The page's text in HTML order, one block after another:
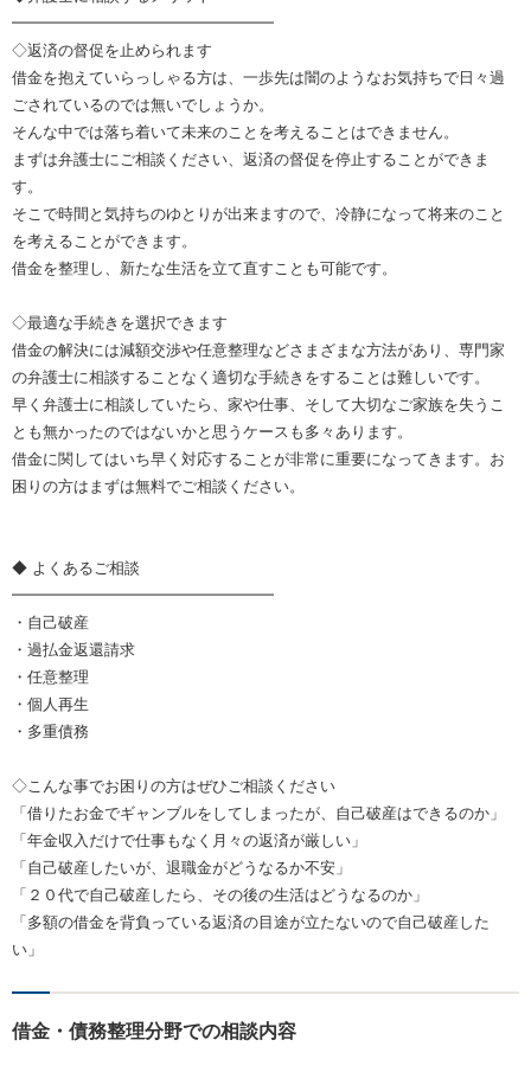
━━━━━━━━━━━━━━━━━
◇返済の督促を止められます
借金を抱えていらっしゃる方は、一歩先は闇のようなお気持ちで日々過
ごされているのでは無いでしょうか。
そんな中では落ち着いて未来のことを考えることはできません。
まずは弁護士にご相談ください、返済の督促を停止することができま
す。
そこで時間と気持ちのゆとりが出来ますので、冷静になって将来のこと
を考えることができます。
借金を整理し、新たな生活を立て直すことも可能です。
◇最適な手続きを選択できます
借金の解決には減額交渉や任意整理などさまざまな方法があり、専門家
の弁護士に相談することなく適切な手続きをすることは難しいです。
早く弁護士に相談していたら、家や仕事、そして大切なご家族を失うこ
とも無かったのではないかと思うケースも多々あります。
借金に関してはいち早く対応することが非常に重要になってきます。お
困りの方はまずは無料でご相談ください。
◆ よくあるご相談
━━━━━━━━━━━━━━━━━
・自己破産
・過払金返還請求
・任意整理
・個人再生
・多重債務
◇こんな事でお困りの方はぜひご相談ください
「借りたお金でギャンブルをしてしまったが、自己破産はできるのか」
「年金収入だけで仕事もなく月々の返済が厳しい」
「自己破産したいが、退職金がどうなるか不安」
「２０代で自己破産したら、その後の生活はどうなるのか」
「多額の借金を背負っている返済の目途が立たないので自己破産した
い」
借金・債務整理分野での相談内容